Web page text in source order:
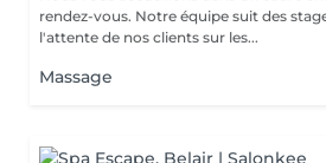
rendez-vous. Notre équipe suit des
l'attente de nos clients sur les...
Massage